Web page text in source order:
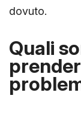
dovuto.
Quali